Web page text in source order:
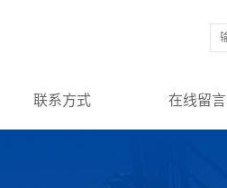
联系方式 在线留言